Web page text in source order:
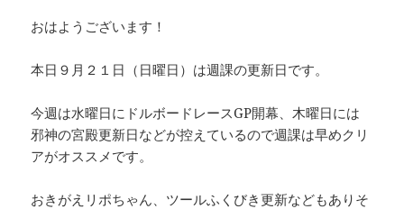
おはようございます！
本日９月２１日（日曜日）は週課の更新日です。
今週は水曜日にドルボードレースGP開幕、木曜日には
邪神の宮殿更新日などが控えているので週課は早めクリ
アがオススメです。
おきがえリポちゃん、ツールふくびき更新などもありそ